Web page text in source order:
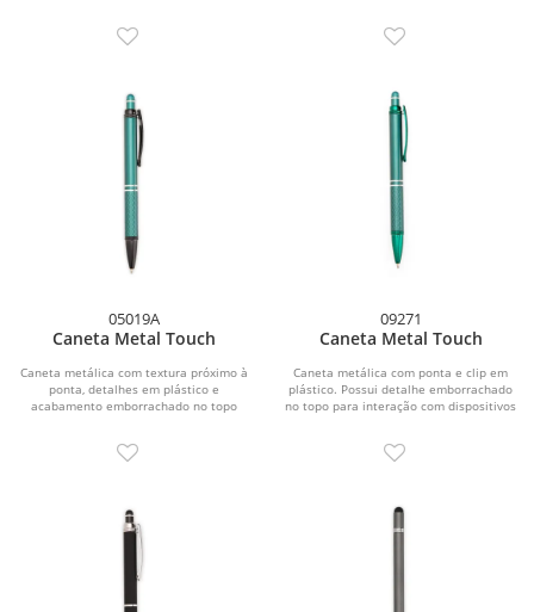
05019A
Caneta Metal Touch
Caneta metálica com textura próximo à
ponta, detalhes em plástico e
acabamento emborrachado no topo
09271
Caneta Metal Touch
Caneta metálica com ponta e clip em
plástico. Possui detalhe emborrachado
no topo para interação com dispositivos